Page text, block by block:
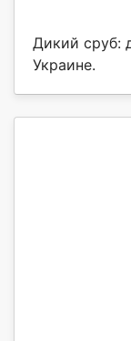
Дикий сруб:
Украине.